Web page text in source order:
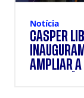
Notícia
CÁSPER
AMPLIAR A